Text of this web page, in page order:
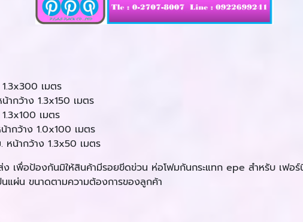
เมตร
กว้าง 1.3x150 เมตร
เมตร
กว้าง 1.0x100 เมตร
น้ากว้าง 1.3x50 เมตร
เพื่อป้องกันมิให้สินค้ามีรอยขีดข่วน ห่อโฟมกันกระแทก epe สำหรับ เฟอร์
แผ่น ขนาดตามความต้องการของลูกค้า